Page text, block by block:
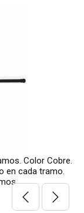
Color Cobre.
en cada tramo.